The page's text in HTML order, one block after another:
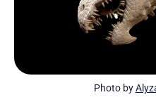
Photo by